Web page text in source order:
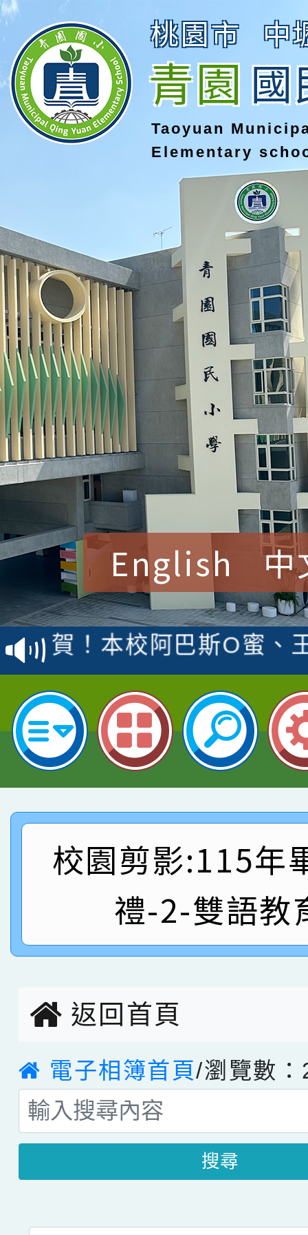
桃園市 中
青園國
Taoyuan
Elementary
English 中
賀！本校參加桃園市中
賽 洪綺君教師榮獲社
名
賀！本校阿巴斯O蜜、
倩參加桃園市科展 國
名 指導老師王老師、
賀！本校四年二班張O
園市英語競賽國小朗讀
指導老師林老師
賀！本校參加桃園市中
賽 劉文瑛教師榮獲教
臺灣台語-第二名
賀！本校參與2026世
市賽榮獲科學小創客佳
創客第三名。
賀！本校參加桃園市中
賽 洪綺君教師榮獲社
名
倩參加桃園市科展 國
名 指導老師王老師、
賀！本校四年二班張O
園市英語競賽國小朗
指導老師林老師
賀！本校參加桃園市中
賽 劉文瑛教師榮獲教
賀！本校參與2026世
創客第三名。
校園剪影:115年
禮-2-雙語教
返回首頁
電子相簿首頁/瀏覽數
搜尋